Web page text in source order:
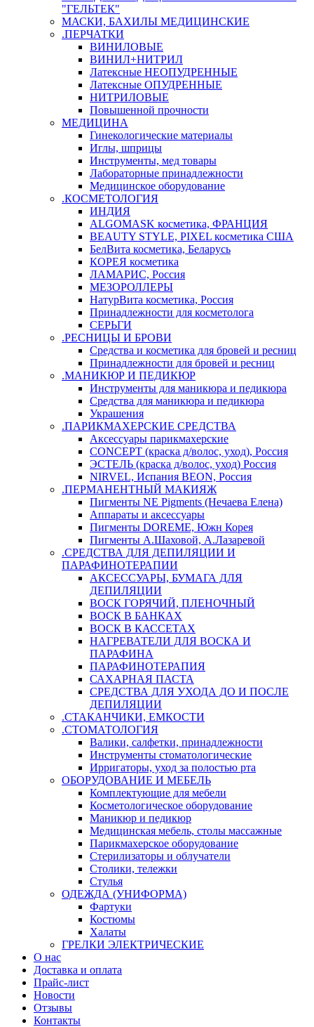
"ГЕЛЬТЕК"
МАСКИ, БАХИЛЫ МЕДИЦИНСКИЕ
.ПЕРЧАТКИ
ВИНИЛОВЫЕ
ВИНИЛ+НИТРИЛ
Латексные НЕОПУДРЕННЫЕ
Латексные ОПУДРЕННЫЕ
НИТРИЛОВЫЕ
Повышенной прочности
МЕДИЦИНА
Гинекологические материалы
Иглы, шприцы
Инструменты, мед товары
Лабораторные принадлежности
Медицинское оборудование
.КОСМЕТОЛОГИЯ
ИНДИЯ
ALGOMASK косметика, ФРАНЦИЯ
BEAUTY STYLE, PIXEL косметика США
БелВита косметика, Беларусь
КОРЕЯ косметика
ЛАМАРИС, Россия
МЕЗОРОЛЛЕРЫ
НатурВита косметика, Россия
Принадлежности для косметолога
СЕРЬГИ
.РЕСНИЦЫ И БРОВИ
Средства и косметика для бровей и ресниц
Принадлежности для бровей и ресниц
.МАНИКЮР И ПЕДИКЮР
Инструменты для маникюра и педикюра
Средства для маникюра и педикюра
Украшения
.ПАРИКМАХЕРСКИЕ СРЕДСТВА
Аксессуары парикмахерские
CONCEPT (краска д/волос, уход), Россия
ЭСТЕЛЬ (краска д/волос, уход) Россия
NIRVEL, Испания BEON, Россия
.ПЕРМАНЕНТНЫЙ МАКИЯЖ
Пигменты NE Pigments (Нечаева Елена)
Аппараты и аксессуары
Пигменты DOREME, Южн Корея
Пигменты А.Шаховой, А.Лазаревой
.СРЕДСТВА ДЛЯ ДЕПИЛЯЦИИ И
ПАРАФИНОТЕРАПИИ
АКСЕССУАРЫ, БУМАГА ДЛЯ
ДЕПИЛЯЦИИ
ВОСК ГОРЯЧИЙ, ПЛЕНОЧНЫЙ
ВОСК В БАНКАХ
ВОСК В КАССЕТАХ
НАГРЕВАТЕЛИ ДЛЯ ВОСКА И
ПАРАФИНА
ПАРАФИНОТЕРАПИЯ
САХАРНАЯ ПАСТА
СРЕДСТВА ДЛЯ УХОДА ДО И ПОСЛЕ
ДЕПИЛЯЦИИ
.СТАКАНЧИКИ, ЕМКОСТИ
.СТОМАТОЛОГИЯ
Валики, салфетки, принадлежности
Инструменты стоматологические
Ирригаторы, уход за полостью рта
ОБОРУДОВАНИЕ И МЕБЕЛЬ
Комплектующие для мебели
Косметологическое оборудование
Маникюр и педикюр
Медицинская мебель, столы массажные
Парикмахерское оборудование
Стерилизаторы и облучатели
Столики, тележки
Стулья
ОДЕЖДА (УНИФОРМА)
Фартуки
Костюмы
Халаты
ГРЕЛКИ ЭЛЕКТРИЧЕСКИЕ
О нас
Доставка и оплата
Прайс-лист
Новости
Отзывы
Контакты